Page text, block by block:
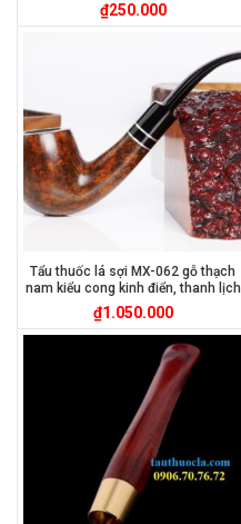
₫250.000
Tẩu thuốc lá sợi MX-062 gỗ thạch
nam kiểu cong kinh điển, thanh lịch
₫1.050.000